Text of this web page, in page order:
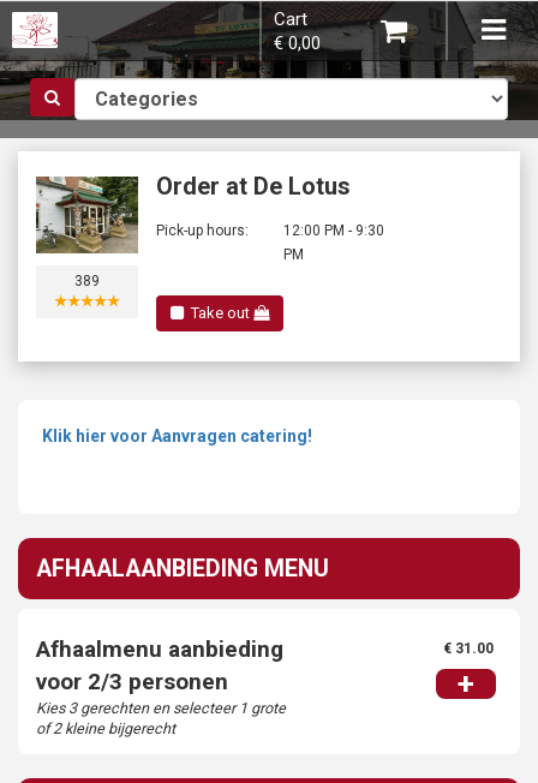
×
Cart
€ 0,00
Choose order method
You do not have any products in your
shopping basket yet.
Continue
389
★★★★★
Order at De Lotus
Pick-up hours:
12:00 PM - 9:30
PM
Take out
Klik hier voor Aanvragen catering!
AFHAALAANBIEDING MENU
Afhaalmenu aanbieding
voor 2/3 personen
Kies 3 gerechten en selecteer 1 grote
of 2 kleine bijgerecht
€ 31.00
+